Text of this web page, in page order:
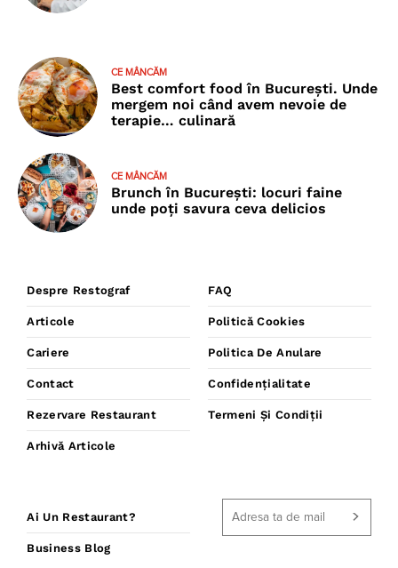
CE MÂNCĂM
Best comfort food în București. Unde
mergem noi când avem nevoie de
terapie… culinară
CE MÂNCĂM
Brunch în București: locuri faine
unde poţi savura ceva delicios
Despre Restograf
Articole
Cariere
Contact
Rezervare Restaurant
Arhivă Articole
FAQ
Politică Cookies
Politica De Anulare
Confidențialitate
Termeni Și Condiții
Ai Un Restaurant?
Business Blog